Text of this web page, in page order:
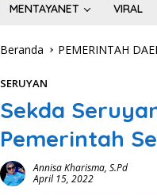
MENTAYANET VIRAL
Beranda PEMERINTAH
SERUYAN
Sekda
Pemerintah
Annisa Kharisma, S.Pd
April 15, 2022